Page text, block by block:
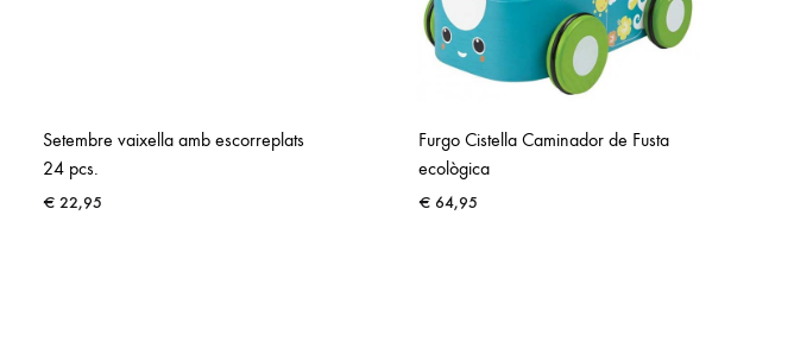
Setembre vaixella amb escorreplats
24 pcs.
€ 22,95
Furgo Cistella Caminador de Fusta
ecològica
€ 64,95